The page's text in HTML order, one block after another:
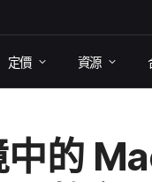
定​價 資源
的